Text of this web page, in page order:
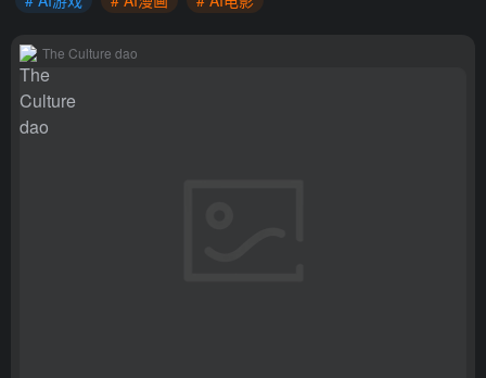
The Culture dao